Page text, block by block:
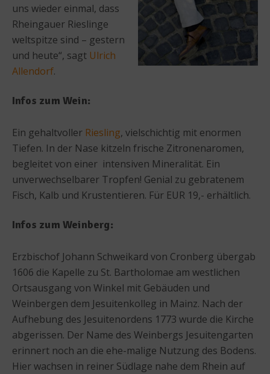
uns wieder einmal, dass
Rheingauer Rieslinge
weltspitze sind – gestern
und heute“, sagt Ulrich
Allendorf.
Infos zum Wein:
Ein gehaltvoller Riesling, vielschichtig mit enormen
Tiefen. In der Nase kitzeln frische Zitronenaromen,
begleitet von einer intensiven Mineralität. Ein
unverwechselbarer Tropfen! Genial zu gebratenem
Fisch, Kalb und Krustentieren. Für EUR 19,- erhältlich.
Infos zum Weinberg:
Erzbischof Johann Schweikard von Cronberg übergab
1606 die Kapelle zu St. Bartholomae am westlichen
Ortsausgang von Winkel mit Gebäuden und
Weinbergen dem Jesuitenkolleg in Mainz. Nach der
Aufhebung des Jesuitenordens 1773 wurde die Kirche
abgerissen. Der Name des Weinbergs Jesuitengarten
erinnert noch an die ehe-malige Nutzung des Bodens.
Hier wachsen in reiner Südlage nahe dem Rhein auf